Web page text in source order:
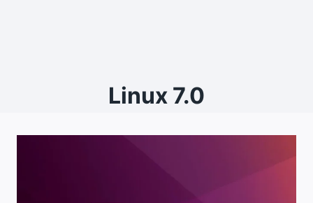
Linux 7.0